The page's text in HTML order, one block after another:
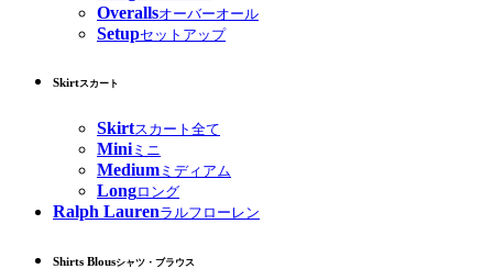
Overallsオーバーオール
Setupセットアップ
Skirtスカート
Skirtスカート全て
Miniミニ
Medium ミディアム
Longロング
Ralph Laurenラルフローレン
Shirts Blousシャツ・ブラウス